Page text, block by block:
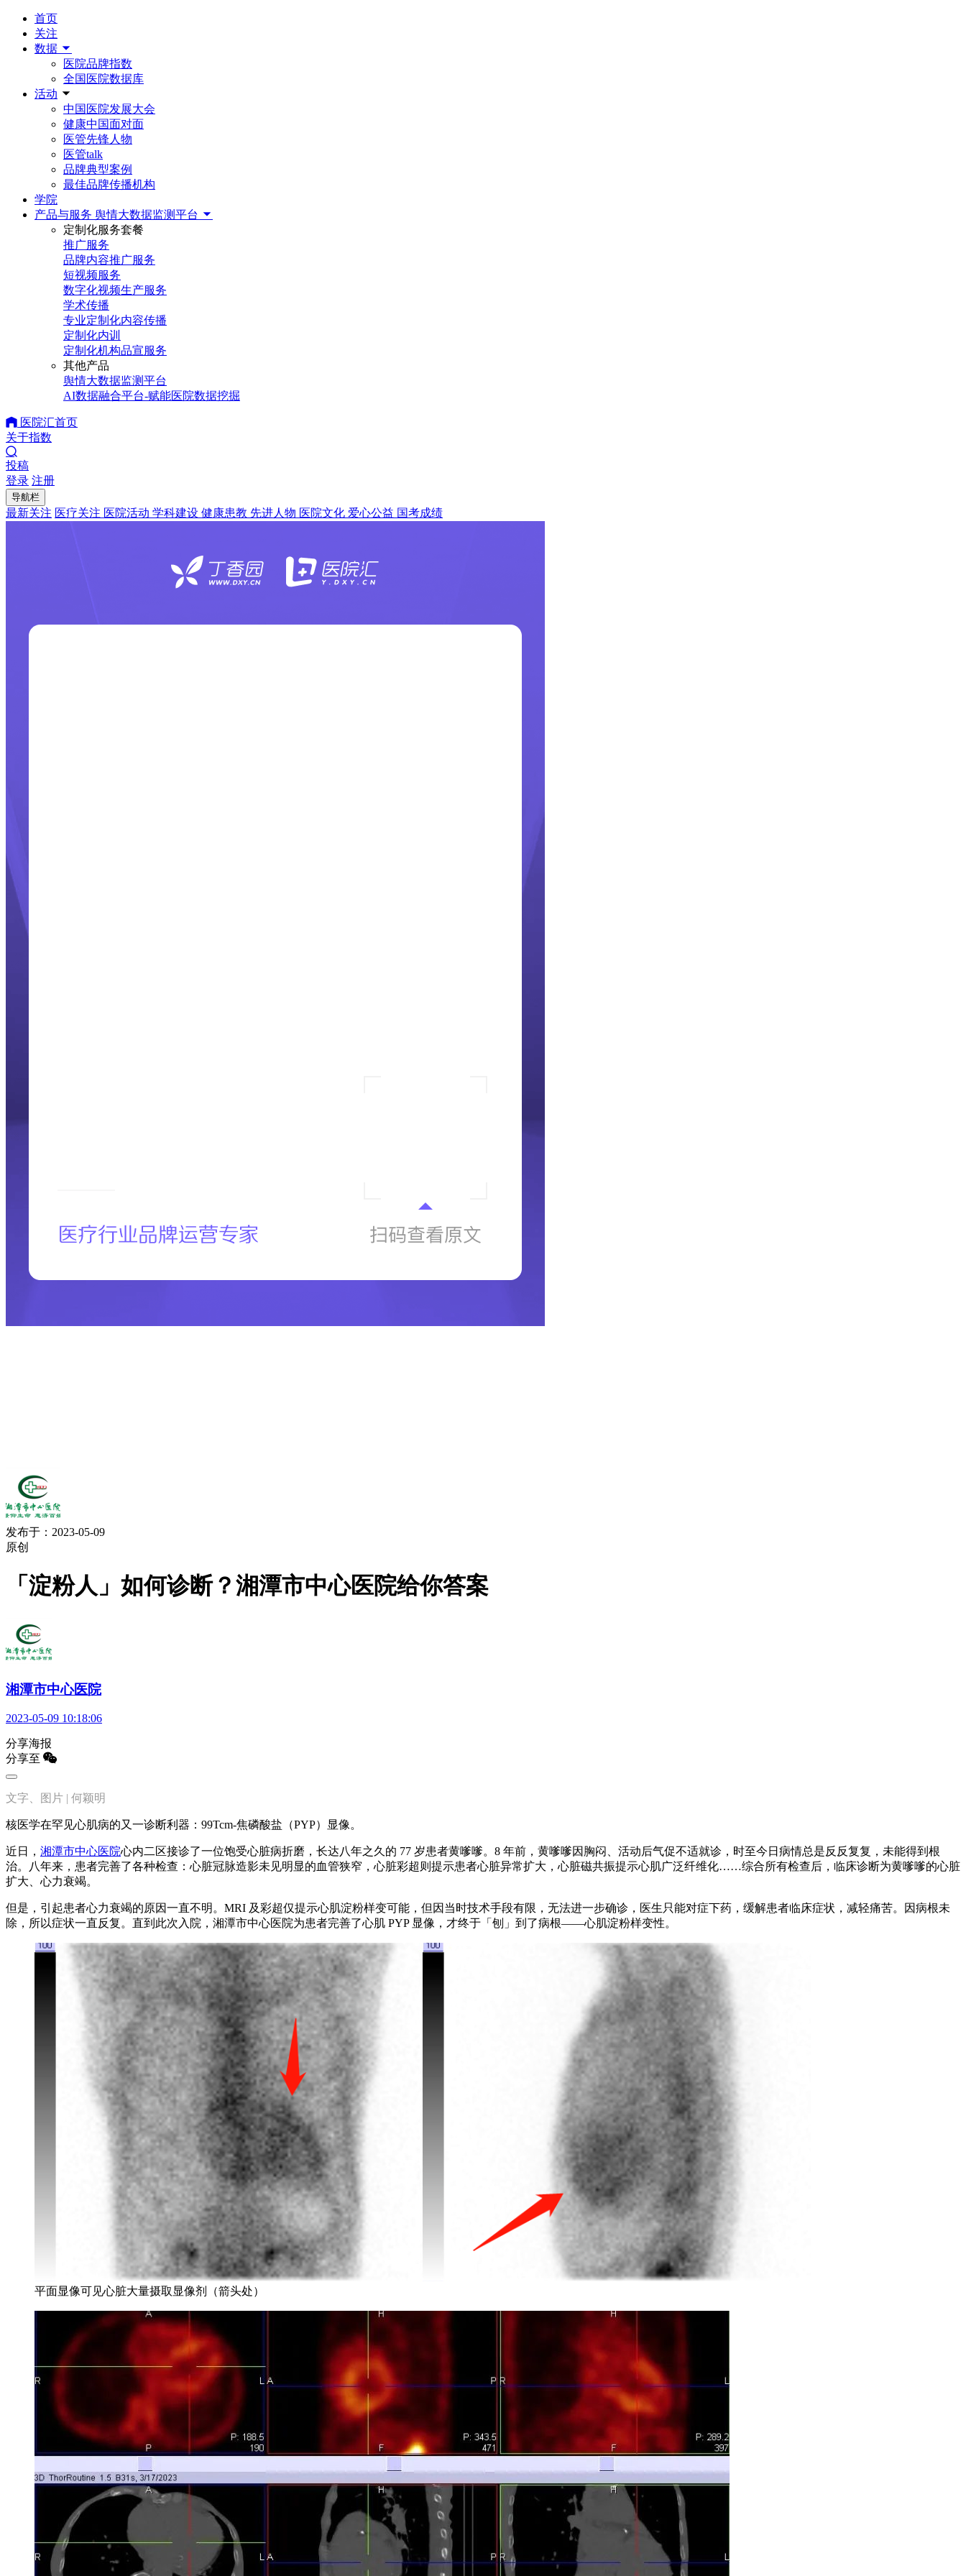
首页
关注
数据
医院品牌指数
全国医院数据库
活动
中国医院发展大会
健康中国面对面
医管先锋人物
医管talk
品牌典型案例
最佳品牌传播机构
学院
产品与服务 舆情大数据监测平台
定制化服务套餐
推广服务
品牌内容推广服务
短视频服务
数字化视频生产服务
学术传播
专业定制化内容传播
定制化内训
定制化机构品宣服务
其他产品
舆情大数据监测平台
AI数据融合平台-赋能医院数据挖掘
医院汇首页
关于指数
投稿
登录 注册
导航栏
最新关注 医疗关注 医院活动 学科建设 健康患教 先进人物 医院文化 爱心公益 国考成绩
发布于：2023-05-09
原创
「淀粉人」如何诊断？湘潭市中心医院给你答案
湘潭市中心医院
2023-05-09 10:18:06
分享海报
分享至
文字、图片 | 何颖明
核医学在罕见心肌病的又一诊断利器：99Tcm-焦磷酸盐（PYP）显像。
近日， 湘潭市中心医院心内二区接诊了一位饱受心脏病折磨，长达八年之久的 77 岁患者黄嗲嗲。8 年前，黄嗲嗲因胸闷、活动后气促不适就诊，时至今日病情总是反反复复，未能得到根
治。八年来，患者完善了各种检查：心脏冠脉造影未见明显的血管狭窄，心脏彩超则提示患者心脏异常扩大，心脏磁共振提示心肌广泛纤维化……综合所有检查后，临床诊断为黄嗲嗲的心脏
扩大、心力衰竭。
但是，引起患者心力衰竭的原因一直不明。MRI 及彩超仅提示心肌淀粉样变可能，但因当时技术手段有限，无法进一步确诊，医生只能对症下药，缓解患者临床症状，减轻痛苦。因病根未
除，所以症状一直反复。直到此次入院，湘潭市中心医院为患者完善了心肌 PYP 显像，才终于「刨」到了病根——心肌淀粉样变性。
平面显像可见心脏大量摄取显像剂（箭头处）